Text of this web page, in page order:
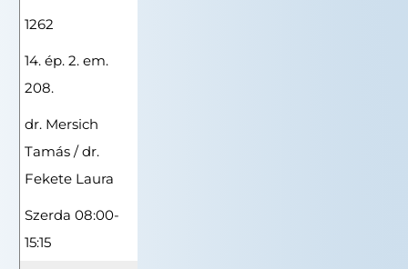
1262
14. ép. 2. em.
208.
dr. Mersich
Tamás / dr.
Fekete Laura
Szerda 08:00-
15:15